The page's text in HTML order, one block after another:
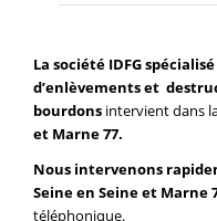
La société IDFG
d’enlèvements et
bourdons intervient dans
et Marne 77.
Nous intervenons
Seine en Seine et Marne
téléphonique.